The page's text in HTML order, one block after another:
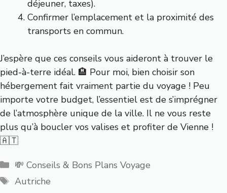
déjeuner, taxes).
Confirmer l’emplacement et la proximité des
transports en commun.
J’espère que ces conseils vous aideront à trouver le
pied-à-terre idéal. 🏨 Pour moi, bien choisir son
hébergement fait vraiment partie du voyage ! Peu
importe votre budget, l’essentiel est de s’imprégner
de l’atmosphère unique de la ville. Il ne vous reste
plus qu’à boucler vos valises et profiter de Vienne !
🇦🇹
Catégories
💸 Conseils & Bons Plans Voyage
Étiquettes
Autriche